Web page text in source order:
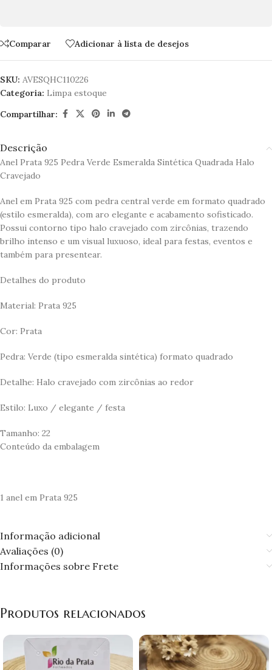
Comparar Adicionar à lista de desejos
SKU: AVESQHC110226
Categoria: Limpa estoque
Compartilhar:
Descrição
Anel Prata 925 Pedra Verde Esmeralda Sintética Quadrada Halo
Cravejado
Anel em Prata 925 com pedra central verde em formato quadrado
(estilo esmeralda), com aro elegante e acabamento sofisticado.
Possui contorno tipo halo cravejado com zircônias, trazendo
brilho intenso e um visual luxuoso, ideal para festas, eventos e
também para presentear.
Detalhes do produto
Material: Prata 925
Cor: Prata
Pedra: Verde (tipo esmeralda sintética) formato quadrado
Detalhe: Halo cravejado com zircônias ao redor
Estilo: Luxo / elegante / festa
Tamanho: 22
Conteúdo da embalagem
1 anel em Prata 925
Informação adicional
Avaliações (0)
Informações sobre Frete
Produtos relacionados